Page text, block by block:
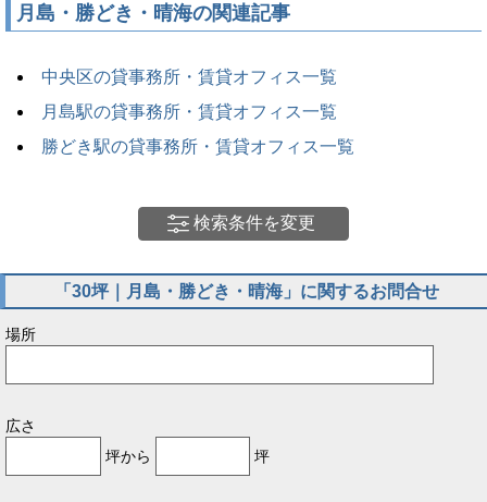
月島・勝どき・晴海の関連記事
中央区の貸事務所・賃貸オフィス一覧
月島駅の貸事務所・賃貸オフィス一覧
勝どき駅の貸事務所・賃貸オフィス一覧
検索条件を変更
「30坪｜月島・勝どき・晴海」に関するお問合せ
場所
広さ
坪から
坪